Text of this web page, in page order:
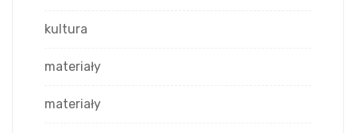
kultura
materiały
materiały